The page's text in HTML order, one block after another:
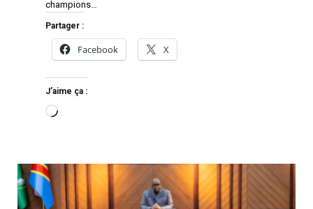
champions…
Partager :
Facebook X
J’aime ça :